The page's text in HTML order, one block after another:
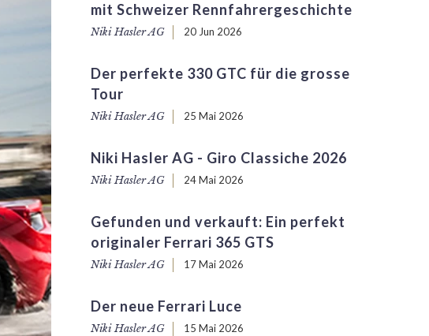
mit Schweizer Rennfahrergeschichte
Niki Hasler AG 20 Jun 2026
Der perfekte 330 GTC für die grosse
Tour
Niki Hasler AG 25 Mai 2026
Niki Hasler AG - Giro Classiche 2026
Niki Hasler AG 24 Mai 2026
Gefunden und verkauft: Ein perfekt
originaler Ferrari 365 GTS
Niki Hasler AG 17 Mai 2026
Der neue Ferrari Luce
Niki Hasler AG 15 Mai 2026